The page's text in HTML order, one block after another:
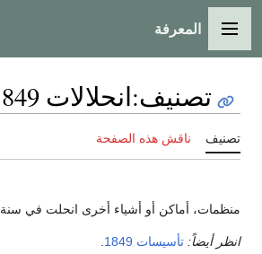
القائمة الرئيسية
المعرفة
تصنيف:انحلالات 1849
تصنيف ناقش هذه الصفحة
منظمات، أماكن أو أشياء أخرى انحلت في سنة
انظر أيضاً: تأسيسات 1849